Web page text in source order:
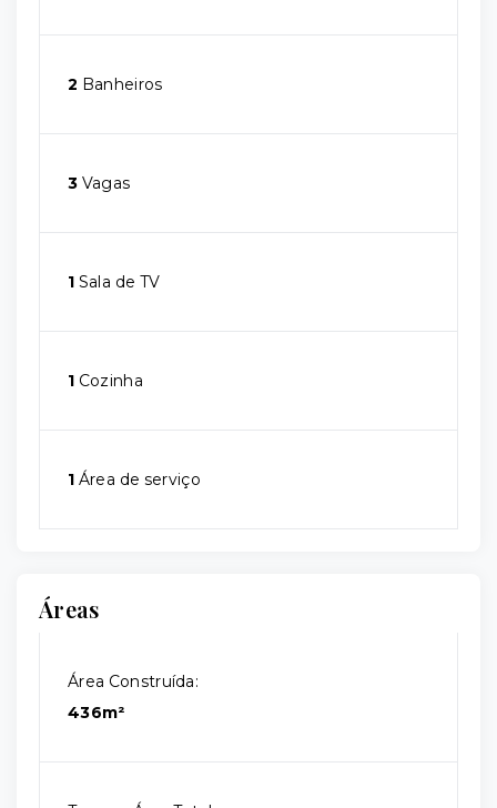
2 Banheiros
3 Vagas
1 Sala de TV
1 Cozinha
1 Área de serviço
Áreas
Área Construída:
436m²